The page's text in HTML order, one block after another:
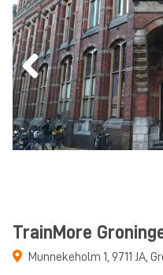
TrainMore
Munnekeholm 1, 9711 JA,